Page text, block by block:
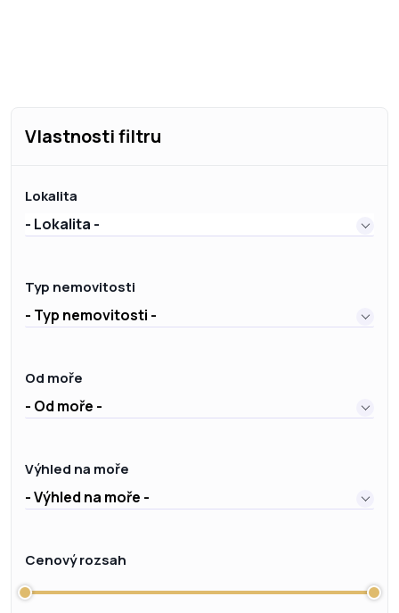
Vlastnosti filtru
Lokalita
- Lokalita -
Typ nemovitosti
- Typ nemovitosti -
Od moře
- Od moře -
Výhled na moře
- Výhled na moře -
Cenový rozsah